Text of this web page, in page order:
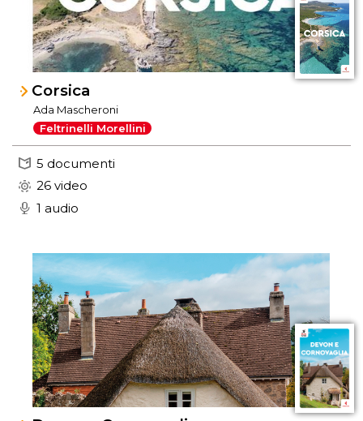
Corsica
Ada Mascheroni
Feltrinelli Morellini
5 documenti
26 video
1 audio